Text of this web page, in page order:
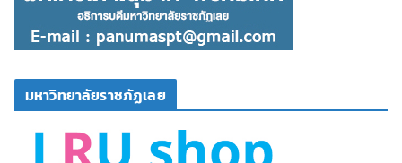
มหาวิทยาลัยราชภัฏเลย